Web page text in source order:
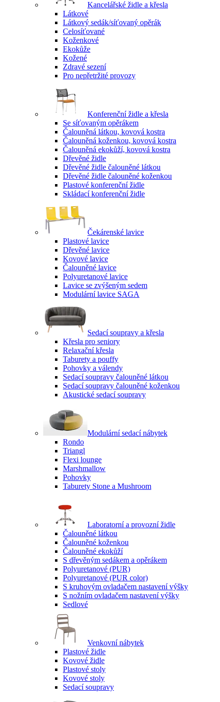
Kancelářské židle a křesla
Látkové
Látkový sedák/síťovaný opěrák
Celosíťované
Koženkové
Ekokůže
Kožené
Zdravé sezení
Pro nepřetržité provozy
Konferenční židle a křesla
Se síťovaným opěrákem
Čalouněná látkou, kovová kostra
Čalouněná koženkou, kovová kostra
Čalouněná ekokůží, kovová kostra
Dřevěné židle
Dřevěné židle čalouněné látkou
Dřevěné židle čalouněné koženkou
Plastové konferenční židle
Skládací konferenční židle
Čekárenské lavice
Plastové lavice
Dřevěné lavice
Kovové lavice
Čalouněné lavice
Polyuretanové lavice
Lavice se zvýšeným sedem
Modulární lavice SAGA
Sedací soupravy a křesla
Křesla pro seniory
Relaxační křesla
Taburety a pouffy
Pohovky a válendy
Sedací soupravy čalouněné látkou
Sedací soupravy čalouněné koženkou
Akustické sedací soupravy
Modulární sedací nábytek
Rondo
Triangl
Flexi lounge
Marshmallow
Pohovky
Taburety Stone a Mushroom
Laboratorní a provozní židle
Čalouněné látkou
Čalouněné koženkou
Čalouněné ekokůží
S dřevěným sedákem a opěrákem
Polyuretanové (PUR)
Polyuretanové (PUR color)
S kruhovým ovladačem nastavení výšky
S nožním ovladačem nastavení výšky
Sedlové
Venkovní nábytek
Plastové židle
Kovové židle
Plastové stoly
Kovové stoly
Sedací soupravy